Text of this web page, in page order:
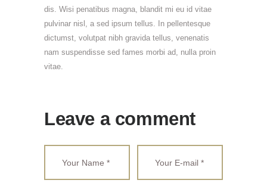
dis. Wisi penatibus magna, blandit mi eu id vitae
pulvinar nisl, a sed ipsum tellus. In pellentesque
dictumst, volutpat nibh gravida tellus, venenatis
nam suspendisse sed fames morbi ad, nulla proin
vitae.
Leave a comment